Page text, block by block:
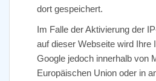
dort gespeichert.
Im Falle der Aktivierung der
auf dieser Webseite wird Ihre
Google jedoch innerhalb von
Europäischen Union oder in